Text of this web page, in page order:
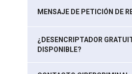
MENSAJE DE PETICIÓN DE
¿DESENCRIPTADOR
DISPONIBLE?